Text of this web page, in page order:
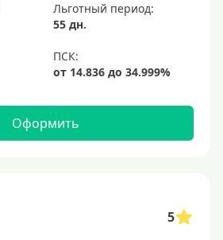
Льготный период:
55 дн.
Оформить
5